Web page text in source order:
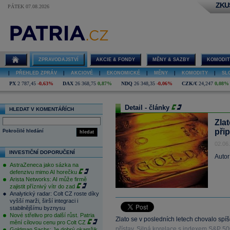
PÁTEK 07.08.2026
ZPRAVODAJSTVÍ AKCIE & FONDY MĚNY & SAZBY
PŘEHLED ZPRÁV AKCIOVÉ EKONOMICKÉ MĚNY KOMODITY
PX 2 787,45 -0,63% DAX 26 368,75 0,87% NDQ 26 348,35 -0,06% CZK/€ 24,247 0,08%
HLEDAT V KOMENTÁŘÍCH
hledat
Pokročilé hledání
INVESTIČNÍ DOPORUČENÍ
AstraZeneca jako sázka na
defenzivu mimo AI horečku
Arista Networks: AI může firmě
zajistit příznivý vítr do zad
Analytický radar: Colt CZ roste díky
vyšší marži, širší integraci i
stabilnějšímu byznysu
Nové střelivo pro další růst. Patria
mění cílovou cenu pro Colt CZ
Detail - články
Zlato se v posledních letech chovalo